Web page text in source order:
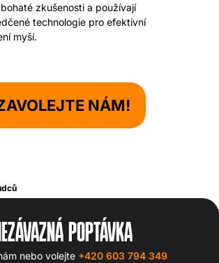
zkušenosti a používají
technologie pro efektivní
myší.
NÁM!
POPTÁVKA
nebo volejte +420 603 794 349